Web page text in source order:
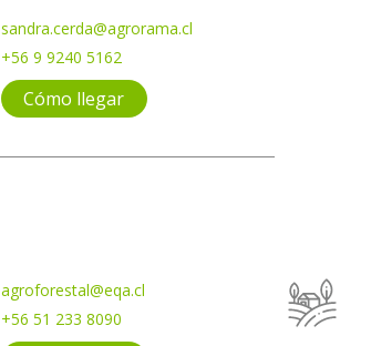
sandra.cerda@agrorama.cl
+56 9 9240 5162
Cómo llegar
agroforestal@eqa.cl
+56 51 233 8090